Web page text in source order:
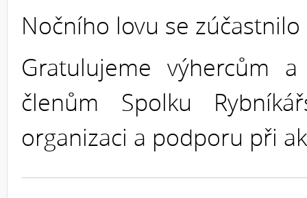
Nočního lovu se
Gratulujeme výhercům
členům Spolku
organizaci a podporu při